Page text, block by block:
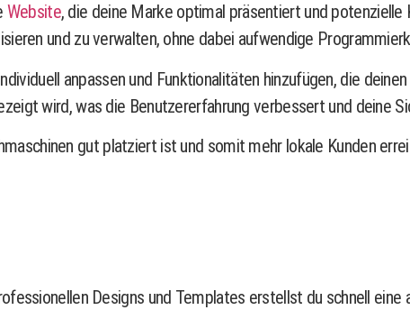
Website, die deine Marke optimal präsentiert und potenzielle
und zu verwalten, ohne dabei aufwendige
anpassen und Funktionalitäten hinzufügen, die
wird, was die Benutzererfahrung verbessert und deine
gut platziert ist und somit mehr lokale Kunden
Designs und Templates erstellst du schnell eine